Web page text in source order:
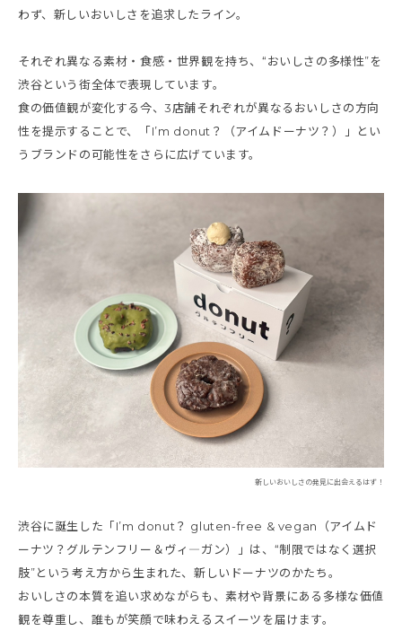
わず、新しいおいしさを追求したライン。
それぞれ異なる素材・食感・世界観を持ち、“おいしさの多様性”を
渋谷という街全体で表現しています。
食の価値観が変化する今、3店舗それぞれが異なるおいしさの方向
性を提示することで、「I’m donut？（アイムドーナツ？）」とい
うブランドの可能性をさらに広げています。
新しいおいしさの発見に出会えるはず！
渋谷に誕生した「I’m donut？ gluten-free & vegan（アイムド
ーナツ？グルテンフリー＆ヴィ―ガン）」は、“制限ではなく選択
肢”という考え方から生まれた、新しいドーナツのかたち。
おいしさの本質を追い求めながらも、素材や背景にある多様な価値
観を尊重し、誰もが笑顔で味わえるスイーツを届けます。